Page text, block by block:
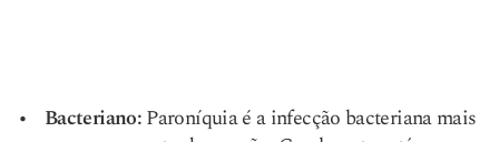
Bacteriano:Paroníquiaé a infecção bacteriana mais